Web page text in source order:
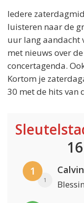
Iedere
luisteren naar de
uur lang aandacht
met nieuws over
concertagenda.
Kortom je
30 met de hits van
1
1